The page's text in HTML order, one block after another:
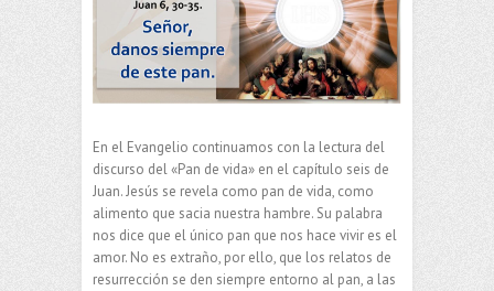
En el Evangelio continuamos con la lectura del
discurso del «Pan de vida» en el capítulo seis de
Juan. Jesús se revela como pan de vida, como
alimento que sacia nuestra hambre. Su palabra
nos dice que el único pan que nos hace vivir es el
amor. No es extraño, por ello, que los relatos de
resurrección se den siempre entorno al pan, a las